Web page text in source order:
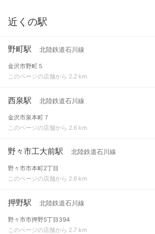
近くの駅
野町駅 北陸鉄道石川線
金沢市野町５
このページの店舗から 2.2 km
西泉駅 北陸鉄道石川線
金沢市泉本町７
このページの店舗から 2.6 km
野々市工大前駅 北陸鉄道石川線
野々市市本町2丁目
このページの店舗から 2.6 km
押野駅 北陸鉄道石川線
野々市市押野5丁目394
このページの店舗から 2.7 km